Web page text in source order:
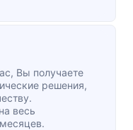
Вы получаете
решения,
весь